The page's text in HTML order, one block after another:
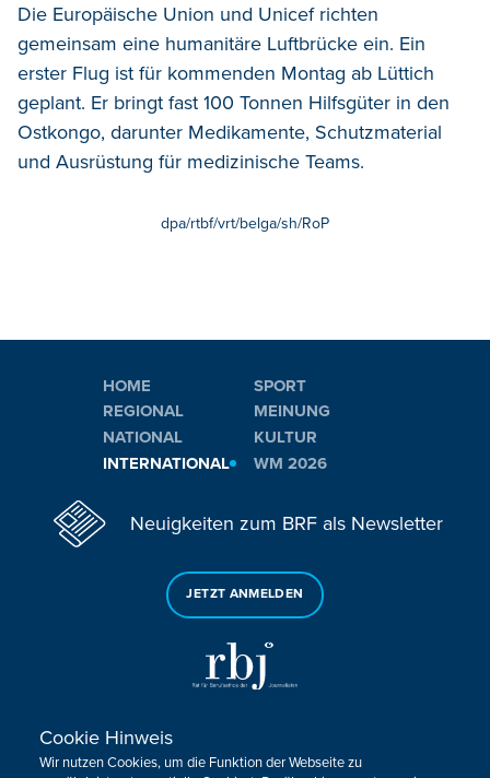
Die Europäische Union und Unicef richten
gemeinsam eine humanitäre Luftbrücke ein. Ein
erster Flug ist für kommenden Montag ab Lüttich
geplant. Er bringt fast 100 Tonnen Hilfsgüter in den
Ostkongo, darunter Medikamente, Schutzmaterial
und Ausrüstung für medizinische Teams.
dpa/rtbf/vrt/belga/sh/RoP
HOME
REGIONAL
NATIONAL
INTERNATIONAL
SPORT
MEINUNG
KULTUR
WM 2026
Neuigkeiten zum BRF als Newsletter
JETZT ANMELDEN
Sie haben noch Fragen oder Anmerkungen?
KONTAKTIEREN SIE UNS!
Cookie Hinweis
Wir nutzen Cookies, um die Funktion der Webseite zu